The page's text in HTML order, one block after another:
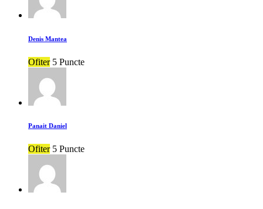
Denis Mantea
Ofiter 5 Puncte
Panait Daniel
Ofiter 5 Puncte